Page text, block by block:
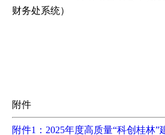
财务处系统）
附件
附件1：2025年度高质量“科创桂林